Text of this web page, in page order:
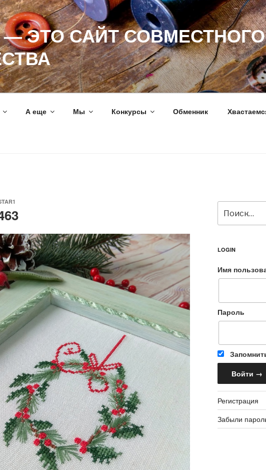
— ЭТО САЙТ СОВМЕСТНОГО
А еще Мы Конкурсы Обменник
LOGIN
Имя
Пароль
Регистрация
Забыли